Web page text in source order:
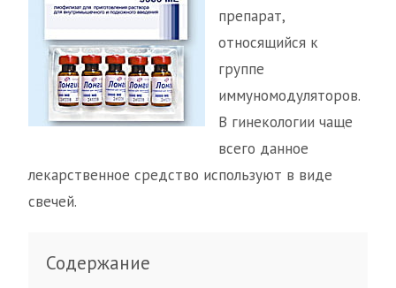
препарат,
относящийся к
группе
иммуномодуляторов.
В гинекологии чаще
всего данное
лекарственное средство используют в виде
свечей.
Содержание